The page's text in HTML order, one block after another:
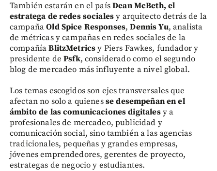
También estarán en el paísDean McBeth, el
estratega de redes socialesy arquitecto detrás de la
campañaOld Spice Responses,Dennis Yu, analista
de métricas y campañas en redes sociales de la
compañíaBlitzMetricsy Piers Fawkes, fundador y
presidente dePsfk, considerado como el segundo
blog de mercadeo más influyente a nivel global.
Los temas escogidos son ejes transversales que
afectan no solo a quienesse desempeñan en el
ámbito de las comunicaciones digitalesy a
profesionales de mercadeo, publicidad y
comunicación social, sino también a las agencias
tradicionales, pequeñas y grandes empresas,
jóvenes emprendedores, gerentes de proyecto,
estrategas de negocio y estudiantes.